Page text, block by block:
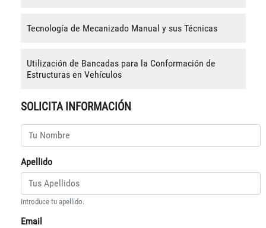
Tecnología de Mecanizado Manual y sus Técnicas
Utilización de Bancadas para la Conformación de
Estructuras en Vehículos
SOLICITA INFORMACIÓN
Apellido
Introduce tu apellido.
Email